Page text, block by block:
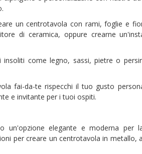
un centrotavola con rami, foglie e
di ceramica, oppure crearne
insoliti come legno, sassi, pietre o
fai-da-te rispecchi il tuo gusto
e invitante per i tuoi ospiti.
un'opzione elegante e moderna per
per creare un centrotavola in metallo,